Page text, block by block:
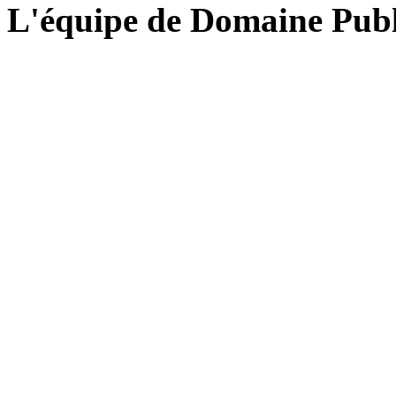
L'équipe de Domaine